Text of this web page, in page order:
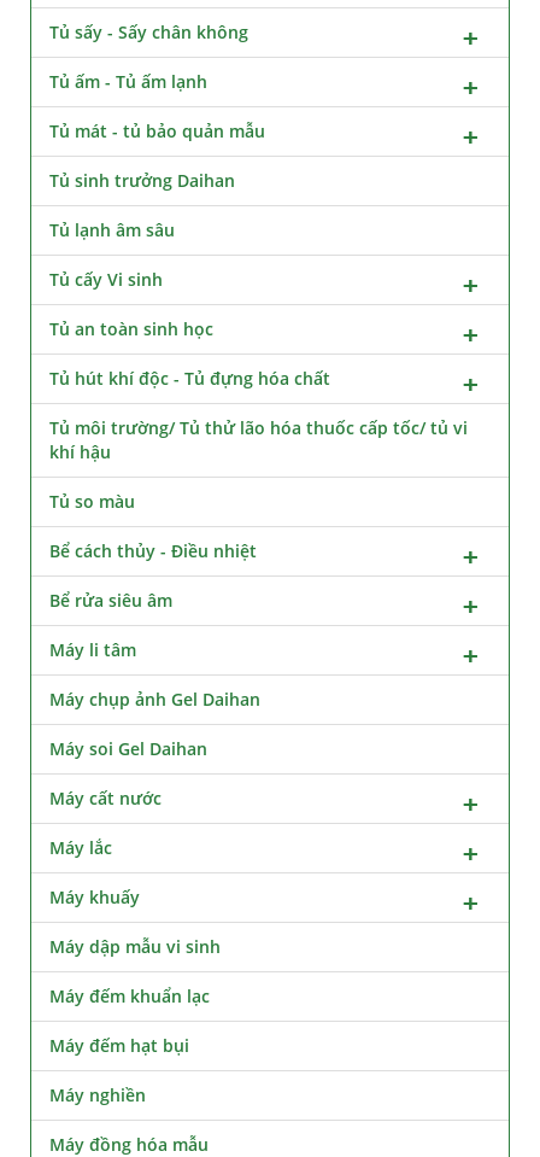
Tủ sấy - Sấy chân không
Tủ ấm - Tủ ấm lạnh
Tủ mát - tủ bảo quản mẫu
Tủ sinh trưởng Daihan
Tủ lạnh âm sâu
Tủ cấy Vi sinh
Tủ an toàn sinh học
Tủ hút khí độc - Tủ đựng hóa chất
Tủ môi trường/ Tủ thử lão hóa thuốc cấp tốc/ tủ vi
khí hậu
Tủ so màu
Bể cách thủy - Điều nhiệt
Bể rửa siêu âm
Máy li tâm
Máy chụp ảnh Gel Daihan
Máy soi Gel Daihan
Máy cất nước
Máy lắc
Máy khuấy
Máy dập mẫu vi sinh
Máy đếm khuẩn lạc
Máy đếm hạt bụi
Máy nghiền
Máy đồng hóa mẫu